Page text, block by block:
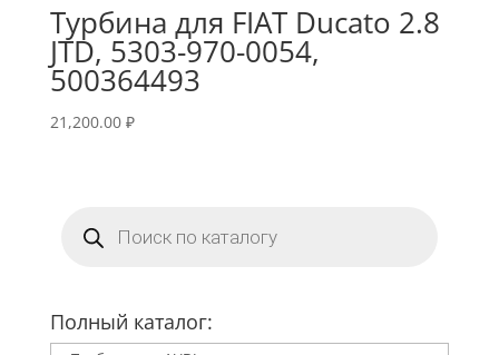
Турбина для FIAT Ducato 2.8
JTD, 5303-970-0054,
500364493
21,200.00 ₽
товаров
Полный каталог: